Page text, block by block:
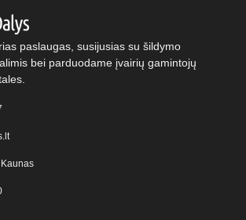
paslaugas, susijusias su šildymo
bei parduodame įvairių gamintojų